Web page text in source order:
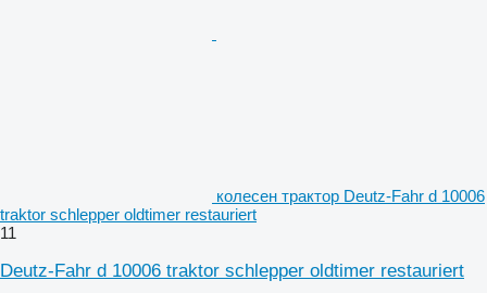
колесен трактор Deutz-Fahr d 10006
traktor schlepper oldtimer restauriert
11
Deutz-Fahr d 10006 traktor schlepper oldtimer restauriert